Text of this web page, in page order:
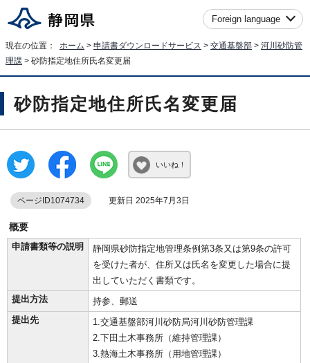
Foreign language
現在の位置： ホーム > 申請書ダウンロードサービス > 交通基盤部 > 河川砂防管
理課 > 砂防指定地住所氏名変更届
砂防指定地住所氏名変更届
いいね！
ページID1074734 更新日 2025年7月3日
概要
申請書類等の説明
静岡県砂防指定地管理条例第3条又は第9条の許可
を受けた者が、住所又は氏名を変更した場合に提
出していただく書類です。
提出方法
持参、郵送
提出先
1.交通基盤部河川砂防局河川砂防管理課
2.下田土木事務所（維持管理課）
3.熱海土木事務所（用地管理課）